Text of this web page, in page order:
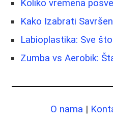
Koliko vremena
Kako Izabrati
Labioplastika: Sve
Zumba vs Aerobik:
O nama |